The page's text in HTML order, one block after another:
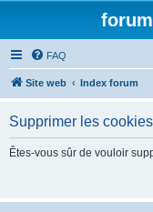
FAQ
Site web Index forum
Supprimer les cookies
Êtes-vous sûr de vouloir